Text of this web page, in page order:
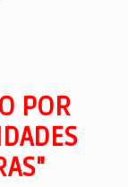
POR